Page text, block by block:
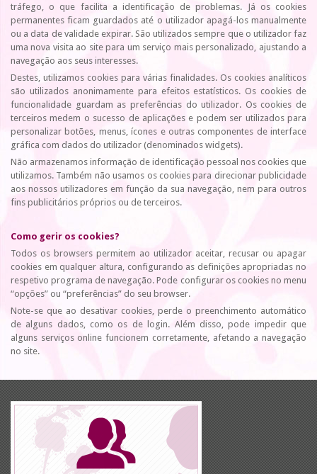
tráfego, o que facilita a identificação de problemas. Já os cookies
permanentes ficam guardados até o utilizador apagá-los manualmente
ou a data de validade expirar. São utilizados sempre que o utilizador faz
uma nova visita ao site para um serviço mais personalizado, ajustando a
navegação aos seus interesses.
Destes, utilizamos cookies para várias finalidades. Os cookies analíticos
são utilizados anonimamente para efeitos estatísticos. Os cookies de
funcionalidade guardam as preferências do utilizador. Os cookies de
terceiros medem o sucesso de aplicações e podem ser utilizados para
personalizar botões, menus, ícones e outras componentes de interface
gráfica com dados do utilizador (denominados widgets).
Não armazenamos informação de identificação pessoal nos cookies que
utilizamos. Também não usamos os cookies para direcionar publicidade
aos nossos utilizadores em função da sua navegação, nem para outros
fins publicitários próprios ou de terceiros.
Como gerir os cookies?
Todos os browsers permitem ao utilizador aceitar, recusar ou apagar
cookies em qualquer altura, configurando as definições apropriadas no
respetivo programa de navegação. Pode configurar os cookies no menu
“opções” ou “preferências” do seu browser.
Note-se que ao desativar cookies, perde o preenchimento automático
de alguns dados, como os de login. Além disso, pode impedir que
alguns serviços online funcionem corretamente, afetando a navegação
no site.